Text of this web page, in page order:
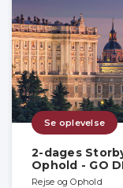
Se oplevelse
2-dages
Ophold - GO
Rejse og Ophold